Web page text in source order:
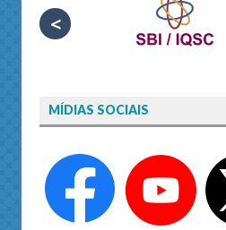
<
MÍDIAS SOCIAIS